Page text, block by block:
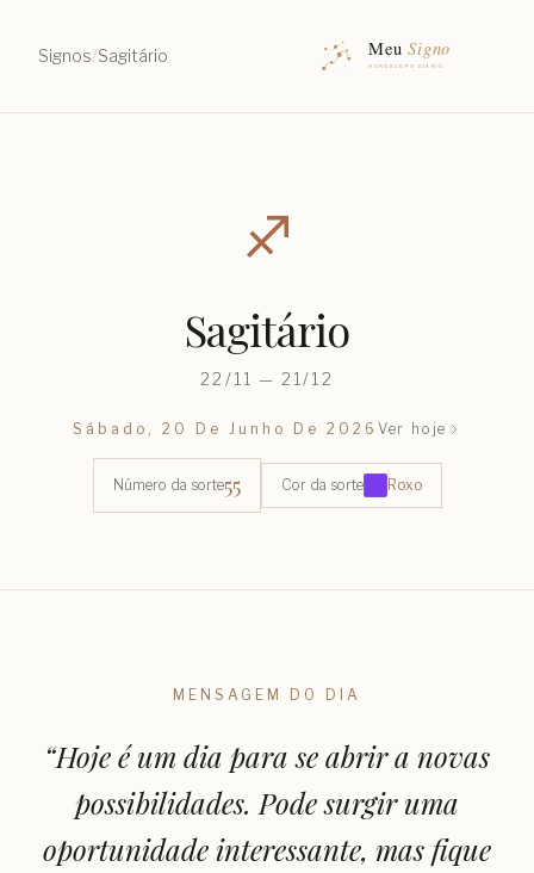
Signos/Sagitário
♐︎
Sagitário
22/11 — 21/12
Sábado, 20 De Junho De 2026 Ver hoje
Número da sorte55 Cor da sorte Roxo
MENSAGEM DO DIA
“Hoje é um dia para se abrir a novas
possibilidades. Pode surgir uma
oportunidade interessante, mas fique